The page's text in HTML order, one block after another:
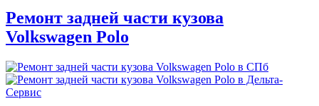
Ремонт задней части кузова
Volkswagen Polo